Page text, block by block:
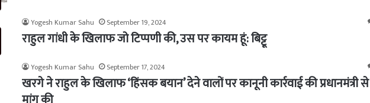
Yogesh Kumar Sahu September 19, 2024
राहुल गांधी के खिलाफ जो टिप्पणी की, उस पर कायम हूं: बिट्टू
Yogesh Kumar Sahu September 17, 2024
खरगे ने राहुल के खिलाफ ‘हिंसक बयान’ देने वालों पर कानूनी कार्रवाई की प्रधानमंत्री से